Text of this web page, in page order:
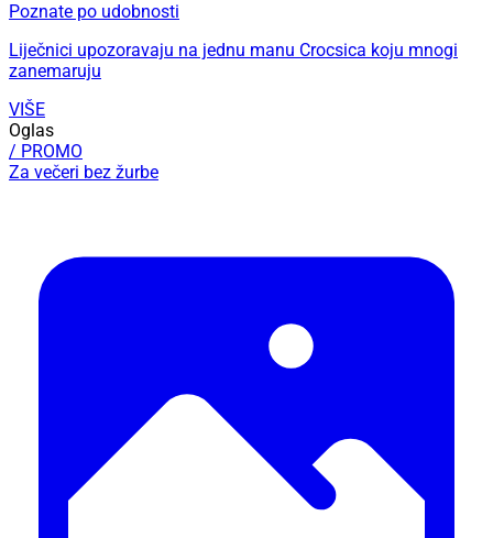
Poznate po udobnosti
Liječnici upozoravaju na jednu manu Crocsica koju mnogi
zanemaruju
VIŠE
Oglas
/ PROMO
Za večeri bez žurbe